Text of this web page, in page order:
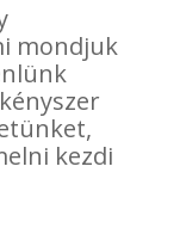
mondjuk
kezdi